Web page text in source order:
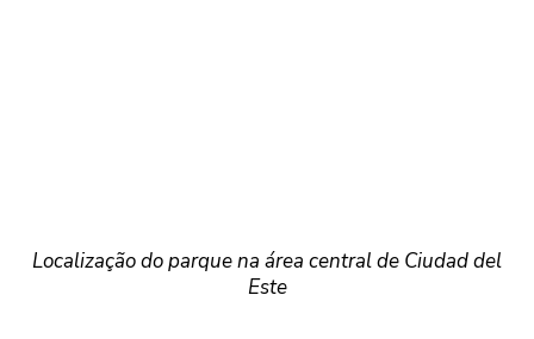
Localização do parque na área central de Ciudad del
Este